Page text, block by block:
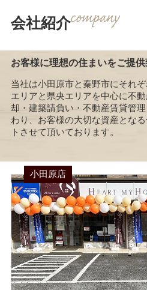
会社紹介
お客様に理想の住まいをご提供
当社は小田原市と秦野市にそれ
エリアと県央エリアを中心に不
却・建築請負い・不動産賃貸管
わり、お客様の大切な資産とな
トさせて頂いております。
小田原店